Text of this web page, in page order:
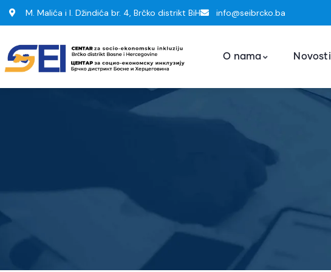
M. Malića i I. Džindića br. 4, Brčko distrikt BiH info@seibrcko.ba
O nama Novosti